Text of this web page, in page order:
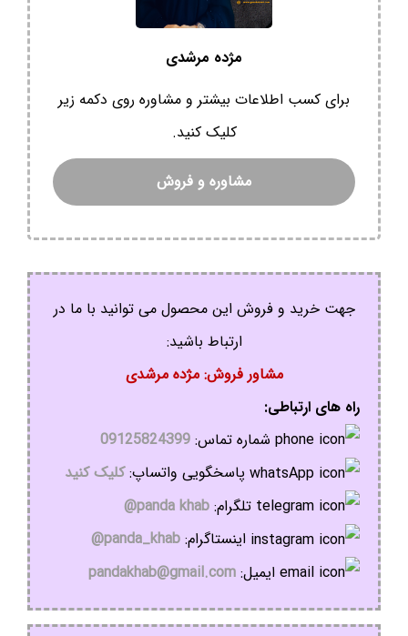
مژده مرشدی
برای کسب اطلاعات بیشتر و مشاوره روی دکمه زیر
کلیک کنید.
مشاوره و فروش
جهت خرید و فروش این محصول می توانید با ما در
ارتباط باشید:
مشاور فروش: مژده مرشدی
راه های ارتباطی:
شماره تماس: 09125824399
پاسخگویی واتساپ:کلیک کنید
تلگرام: panda khab@
اینستاگرام: panda_khab@
ایمیل: pandakhab@gmail.com